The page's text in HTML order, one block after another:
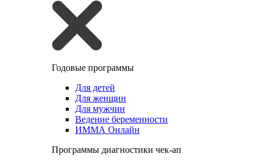
Годовые программы
Для детей
Для женщин
Для мужчин
Ведение беременности
ИММА Онлайн
Программы диагностики чек-ап